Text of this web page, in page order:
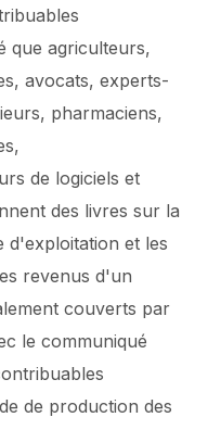
que agriculteurs,
avocats, experts-
pharmaciens,
de logiciels et
des livres sur la
d'exploitation et les
revenus d'un
couverts par
le communiqué
de production des